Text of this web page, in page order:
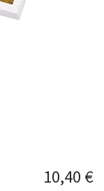
10,40 €